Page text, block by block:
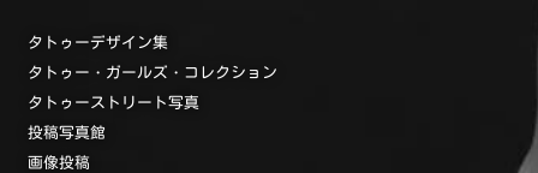
タトゥーデザイン集
タトゥー・ガールズ・コレクション
タトゥーストリート写真
投稿写真館
画像投稿